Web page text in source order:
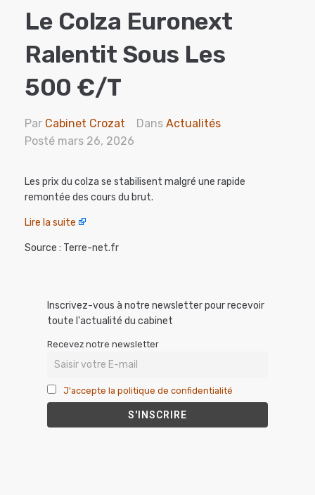
Le Colza Euronext
Ralentit Sous Les
500 €/t
Par Cabinet Crozat Dans Actualités
Posté mars 26, 2026
Les prix du colza se stabilisent malgré une rapide
remontée des cours du brut.
Lire la suite
Source : Terre-net.fr
Inscrivez-vous à notre newsletter pour recevoir
toute l'actualité du cabinet
Recevez notre newsletter
J'accepte la politique de confidentialité